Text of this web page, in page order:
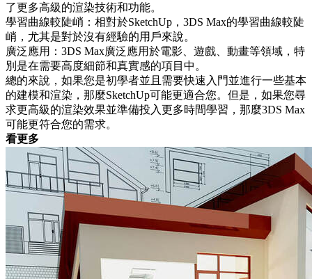
了更多高級的渲染技術和功能。
學習曲線較陡峭：相對於SketchUp，3DS Max的學習曲線較陡
峭，尤其是對於沒有經驗的用戶來說。
廣泛應用：3DS Max廣泛應用於電影、遊戲、動畫等領域，特
別是在需要高度細節和真實感的項目中。
總的來說，如果您是初學者並且需要快速入門並進行一些基本
的建模和渲染，那麼SketchUp可能更適合您。但是，如果您尋
求更高級的渲染效果並準備投入更多時間學習，那麼3DS Max
可能更符合您的需求。
看更多